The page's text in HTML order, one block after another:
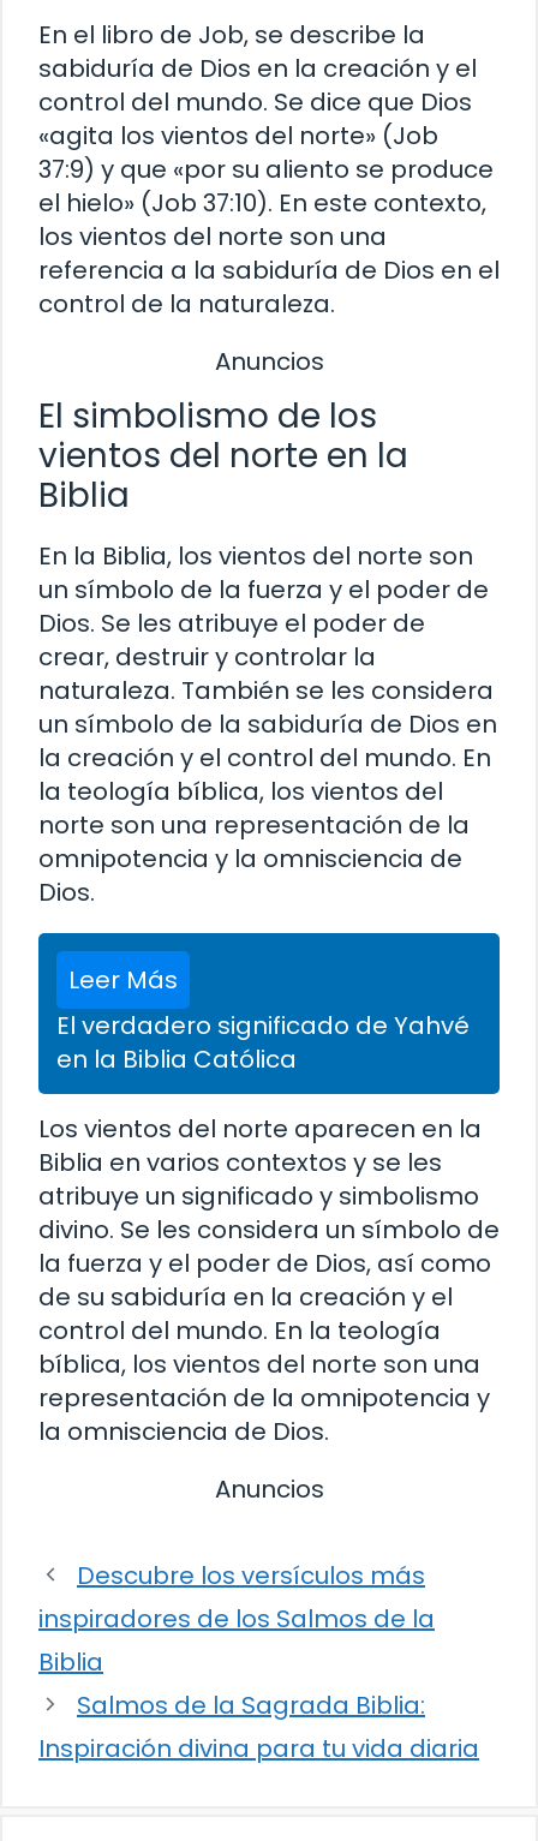
En el libro de Job, se describe la
sabiduría de Dios en la creación y el
control del mundo. Se dice que Dios
«agita los vientos del norte» (Job
37:9) y que «por su aliento se produce
el hielo» (Job 37:10). En este contexto,
los vientos del norte son una
referencia a la sabiduría de Dios en el
control de la naturaleza.
Anuncios
El simbolismo de los
vientos del norte en la
Biblia
En la Biblia, los vientos del norte son
un símbolo de la fuerza y el poder de
Dios. Se les atribuye el poder de
crear, destruir y controlar la
naturaleza. También se les considera
un símbolo de la sabiduría de Dios en
la creación y el control del mundo. En
la teología bíblica, los vientos del
norte son una representación de la
omnipotencia y la omnisciencia de
Dios.
Leer Más
El verdadero significado de Yahvé
en la Biblia Católica
Los vientos del norte aparecen en la
Biblia en varios contextos y se les
atribuye un significado y simbolismo
divino. Se les considera un símbolo de
la fuerza y el poder de Dios, así como
de su sabiduría en la creación y el
control del mundo. En la teología
bíblica, los vientos del norte son una
representación de la omnipotencia y
la omnisciencia de Dios.
Anuncios
Descubre los versículos más
inspiradores de los Salmos de la
Biblia
Salmos de la Sagrada Biblia:
Inspiración divina para tu vida diaria